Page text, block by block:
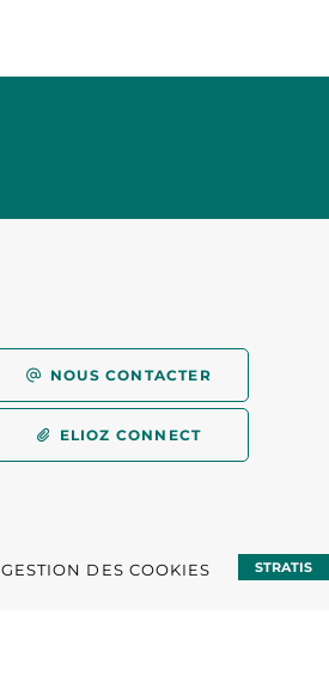
NOUS CONTACTER
ELIOZ CONNECT
GESTION DES COOKIES STRATIS